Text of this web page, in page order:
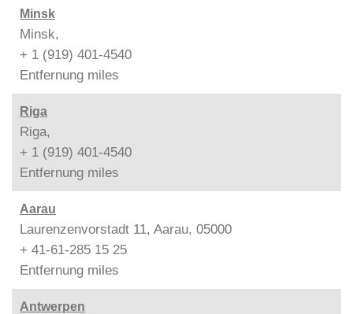
Minsk
Minsk,
+ 1 (919) 401-4540
Entfernung miles
Riga
Riga,
+ 1 (919) 401-4540
Entfernung miles
Aarau
Laurenzenvorstadt 11, Aarau, 05000
+ 41-61-285 15 25
Entfernung miles
Antwerpen